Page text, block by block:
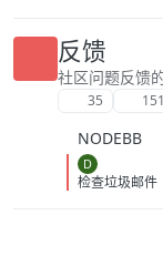
悲剧轮回……
作品：《灾厄
所》等 【下载
https://
夸克：
反馈
社区问题反馈
35 151
NODEBB
D
检查垃圾邮件